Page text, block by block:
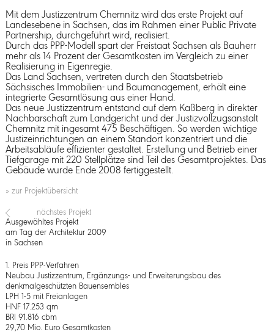
Mit dem Justizzentrum Chemnitz wird das erste Projekt auf
Landesebene in Sachsen, das im Rahmen einer Public Private
Partnership, durchgeführt wird, realisiert.
Durch das PPP-Modell spart der Freistaat Sachsen als Bauherr
mehr als 14 Prozent der Gesamtkosten im Vergleich zu einer
Realisierung in Eigenregie.
Das Land Sachsen, vertreten durch den Staatsbetrieb
Sächsisches Immobilien- und Baumanagement, erhält eine
integrierte Gesamtlösung aus einer Hand.
Das neue Justizzentrum entstand auf dem Kaßberg in direkter
Nachbarschaft zum Landgericht und der Justizvollzugsanstalt
Chemnitz mit ingesamt 475 Beschäftigen. So werden wichtige
Justizeinrichtungen an einem Standort konzentriert und die
Arbeitsabläufe effizienter gestaltet. Erstellung und Betrieb einer
Tiefgarage mit 220 Stellplätze sind Teil des Gesamtprojektes. Das
Gebäude wurde Ende 2008 fertiggestellt.
» zur Projektübersicht
nächstes Projekt
Ausgewähltes Projekt
am Tag der Architektur 2009
in Sachsen
1. Preis PPP-Verfahren
Neubau Justizzentrum, Ergänzungs- und Erweiterungsbau des
denkmalgeschützten Bauensembles
LPH 1-5 mit Freianlagen
HNF 17.253 qm
BRI 91.816 cbm
29,70 Mio. Euro Gesamtkosten